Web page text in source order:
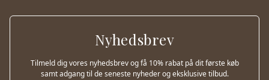
Nyhedsbrev
Tilmeld dig vores nyhedsbrev og få 10% rabat på dit første køb
samt adgang til de seneste nyheder og eksklusive tilbud.